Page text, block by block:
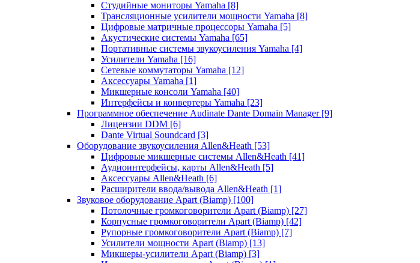
Студийные мониторы Yamaha [8]
Трансляционные усилители мощности Yamaha [8]
Цифровые матричные процессоры Yamaha [5]
Акустические системы Yamaha [65]
Портативные системы звукоусиления Yamaha [4]
Усилители Yamaha [16]
Сетевые коммутаторы Yamaha [12]
Аксессуары Yamaha [1]
Микшерные консоли Yamaha [40]
Интерфейсы и конвертеры Yamaha [23]
Программное обеспечение Audinate Dante Domain Manager [9]
Лицензии DDM [6]
Dante Virtual Soundcard [3]
Оборудование звукоусиления Allen&Heath [53]
Цифровые микшерные системы Allen&Heath [41]
Аудиоинтерфейсы, карты Allen&Heath [5]
Аксессуары Allen&Heath [6]
Расширители ввода/вывода Allen&Heath [1]
Звуковое оборудование Apart (Biamp) [100]
Потолочные громкоговорители Apart (Biamp) [27]
Корпусные громкоговорители Apart (Biamp) [42]
Рупорные громкоговорители Apart (Biamp) [7]
Усилители мощности Apart (Biamp) [13]
Микшеры-усилители Apart (Biamp) [3]